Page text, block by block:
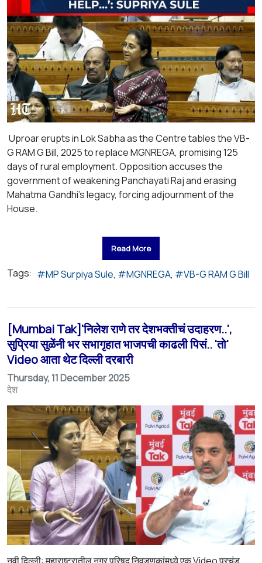
Uproar erupts in Lok Sabha as the Centre tables the VB-
G RAM G Bill, 2025 to replace MGNREGA, promising 125
days of rural employment. Opposition accuses the
government of weakening Panchayati Raj and erasing
Mahatma Gandhi's legacy, forcing adjournment of the
House.
Read More
Tags: MP Surpiya Sule MGNREGA VB-G RAM G Bill
[Mumbai Tak]'निलेश राणे तर देशभक्तीचं उदाहरण..',
सुप्रिया सुळेंनी भर सभागृहात भाजपची काढली पिसं.. 'तो'
Video आता थेट दिल्ली दरबारी
Thursday, 11 December 2025
देश